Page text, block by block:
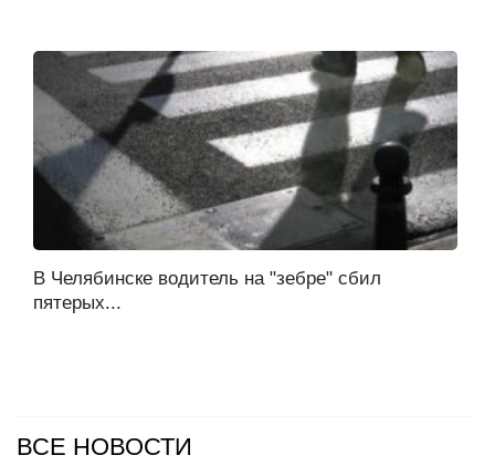
В Челябинске водитель на "зебре" сбил
пятерых...
ВСЕ НОВОСТИ